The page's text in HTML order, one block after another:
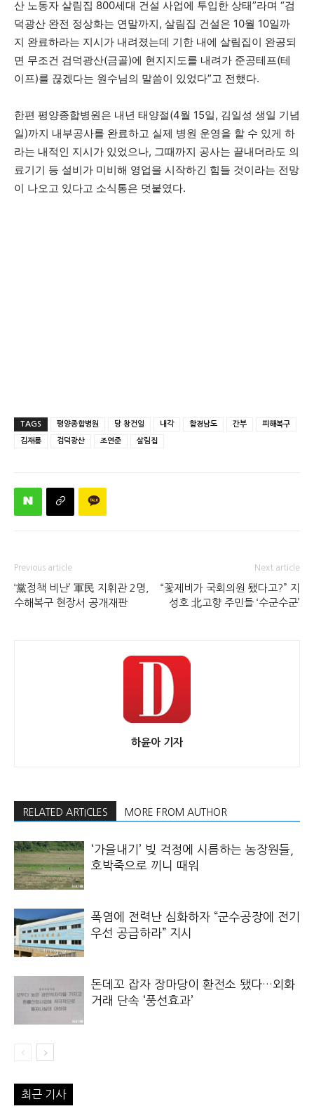
산 노동자 살림집 800세대 건설 사업에 투입한 상태”라며 “검
덕광산 완전 정상화는 연말까지, 살림집 건설은 10월 10일까
지 완료하라는 지시가 내려졌는데 기한 내에 살림집이 완공되
면 무조건 검덕광산(금골)에 현지지도를 내려가 준공테프(테
이프)를 끊겠다는 원수님의 말씀이 있었다”고 전했다.
한편 평양종합병원은 내년 태양절(4월 15일, 김일성 생일 기념
일)까지 내부공사를 완료하고 실제 병원 운영을 할 수 있게 하
라는 내적인 지시가 있었으나, 그때까지 공사는 끝내더라도 의
료기기 등 설비가 미비해 영업을 시작하긴 힘들 것이라는 전망
이 나오고 있다고 소식통은 덧붙였다.
TAGS 평양종합병원 당 창건일 내각 함경남도 간부 피해복구
김재룡 검덕광산 조연준 살림집
Previous article
‘黨정책 비난’ 軍民 지휘관 2명,
수해복구 현장서 공개재판
Next article
“꽃제비가 국회의원 됐다고?” 지
성호 北고향 주민들 ‘수군수군’
하윤아 기자
RELATED ARTICLES MORE FROM AUTHOR
‘가을내기’ 빚 걱정에 시름하는 농장원들,
호박죽으로 끼니 때워
폭염에 전력난 심화하자 “군수공장에 전기
우선 공급하라” 지시
돈데꼬 잡자 장마당이 환전소 됐다…외화
거래 단속 ‘풍선효과’
최근 기사